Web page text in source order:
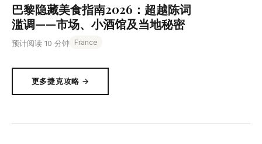
巴黎隐藏美食指南2026：超越陈词
滥调——市场、小酒馆及当地秘密
预计阅读 10 分钟 France
更多捷克攻略 →